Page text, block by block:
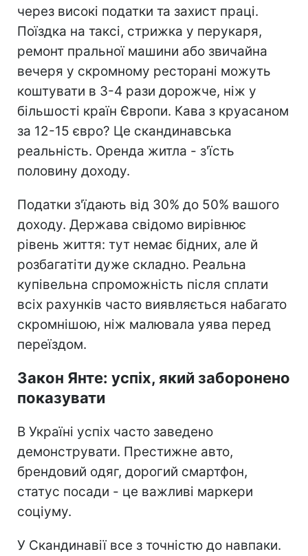
через високі податки та захист праці.
Поїздка на таксі, стрижка у перукаря,
ремонт пральної машини або звичайна
вечеря у скромному ресторані можуть
коштувати в 3-4 рази дорожче, ніж у
більшості країн Європи. Кава з круасаном
за 12-15 євро? Це скандинавська
реальність. Оренда житла - з'їсть
половину доходу.
Податки з'їдають від 30% до 50% вашого
доходу. Держава свідомо вирівнює
рівень життя: тут немає бідних, але й
розбагатіти дуже складно. Реальна
купівельна спроможність після сплати
всіх рахунків часто виявляється набагато
скромнішою, ніж малювала уява перед
переїздом.
Закон Янте: успіх, який заборонено
показувати
В Україні успіх часто заведено
демонструвати. Престижне авто,
брендовий одяг, дорогий смартфон,
статус посади - це важливі маркери
соціуму.
У Скандинавії все з точністю до навпаки.